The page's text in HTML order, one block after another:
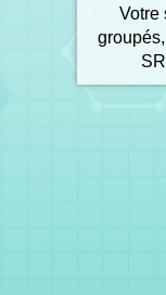
Votre